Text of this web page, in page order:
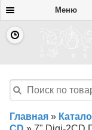
Меню
Главная »